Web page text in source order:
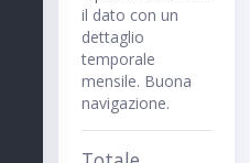
il dato con un
dettaglio
temporale
mensile. Buona
navigazione.